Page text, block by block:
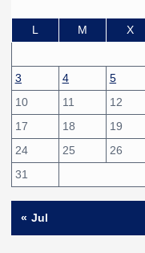
L
M X
3
4 5
10
11 12
17
18 19
24
25 26
31
« Jul